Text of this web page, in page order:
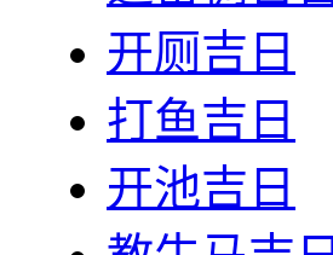
开厕吉日
打鱼吉日
开池吉日